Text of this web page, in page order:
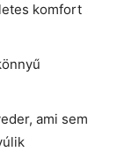
komfort
ami sem